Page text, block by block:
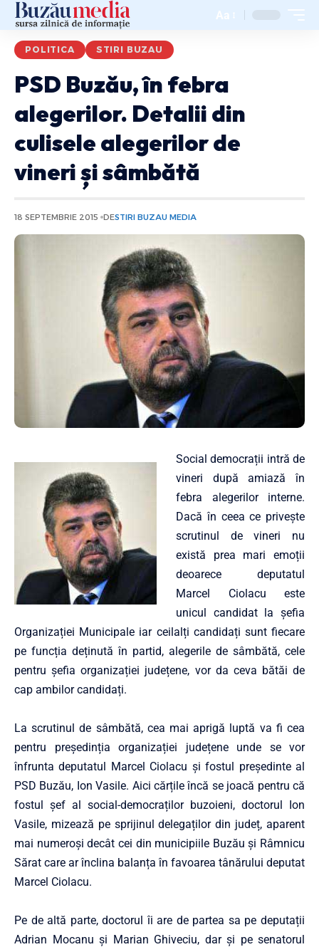
Aa
POLITICA STIRI BUZAU
PSD Buzău, în febra
alegerilor. Detalii din
culisele alegerilor de
vineri și sâmbătă
18 SEPTEMBRIE 2015 DESTIRI BUZAU MEDIA
Social democrații intră de
vineri după amiază în
febra alegerilor interne.
Dacă în ceea ce privește
scrutinul de vineri nu
există prea mari emoții
deoarece deputatul
Marcel Ciolacu este
unicul candidat la șefia
Organizației Municipale iar ceilalți candidați sunt fiecare
pe funcția deținută în partid, alegerile de sâmbătă, cele
pentru șefia organizației județene, vor da ceva bătăi de
cap ambilor candidați.
La scrutinul de sâmbătă, cea mai aprigă luptă va fi cea
pentru președinția organizației județene unde se vor
înfrunta deputatul Marcel Ciolacu și fostul președinte al
PSD Buzău, Ion Vasile. Aici cărțile încă se joacă pentru că
fostul șef al social-democraților buzoieni, doctorul Ion
Vasile, mizează pe sprijinul delegaților din județ, aparent
mai numeroși decât cei din municipiile Buzău și Râmnicu
Sărat care ar înclina balanța în favoarea tânărului deputat
Marcel Ciolacu.
Pe de altă parte, doctorul îi are de partea sa pe deputații
Adrian Mocanu și Marian Ghiveciu, dar și pe senatorul